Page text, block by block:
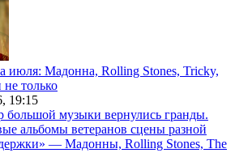
июля: Мадонна, Rolling Stones, Tricky,
только
19:15
музыки вернулись гранды.
альбомы ветеранов сцены разной
— Мадонны, Rolling Stones, The